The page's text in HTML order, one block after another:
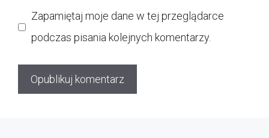
Zapamiętaj moje dane w tej przeglądarce
podczas pisania kolejnych komentarzy.